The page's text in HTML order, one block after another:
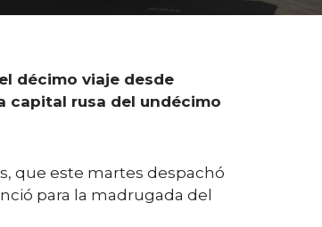
décimo viaje desde
capital rusa del undécimo
que este martes despachó
para la madrugada del